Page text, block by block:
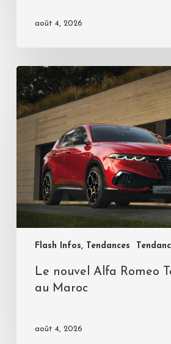
août 4, 2026
Flash Infos, Tendances
Le nouvel Alfa Romeo
au Maroc
août 4, 2026